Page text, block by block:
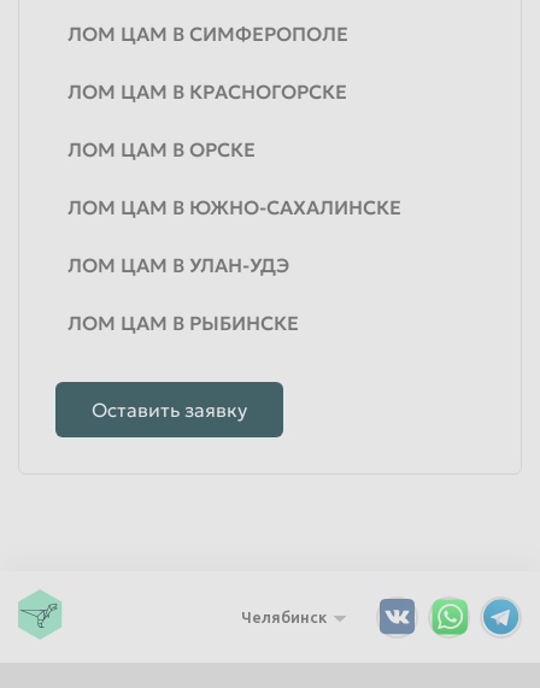
ЛОМ ЦАМ В СИМФЕРОПОЛЕ
ЛОМ ЦАМ В КРАСНОГОРСКЕ
ЛОМ ЦАМ В ОРСКЕ
ЛОМ ЦАМ В ЮЖНО-САХАЛИНСКЕ
ЛОМ ЦАМ В УЛАН-УДЭ
ЛОМ ЦАМ В РЫБИНСКЕ
Оставить заявку
Челябинск